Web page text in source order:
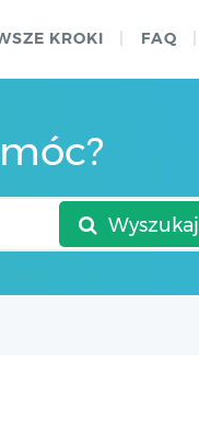
KROKI FAQ
Wyszukaj